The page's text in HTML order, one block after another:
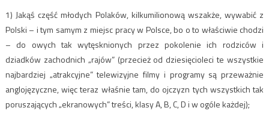
1) Jakąś część młodych Polaków, kilkumilionową wszakże, wywabić z
Polski – i tym samym z miejsc pracy w Polsce, bo o to właściwie chodzi
– do owych tak wytęsknionych przez pokolenie ich rodziców i
dziadków zachodnich „rajów” (przecież od dziesięcioleci te wszystkie
najbardziej „atrakcyjne” telewizyjne filmy i programy są przeważnie
anglojęzyczne, więc teraz właśnie tam, do ojczyzn tych wszystkich tak
poruszających „ekranowych” treści, klasy A, B, C, D i w ogóle każdej);